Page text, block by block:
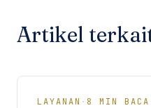
Artikel
LAYANAN · 8 MIN BACA